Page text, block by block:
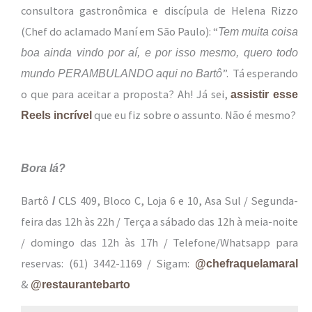
consultora gastronômica e discípula de Helena Rizzo
(Chef do aclamado Maní em São Paulo): “Tem muita coisa
boa ainda vindo por aí, e por isso mesmo, quero todo
mundo PERAMBULANDO aqui no Bartô”. Tá esperando
o que para aceitar a proposta? Ah! Já sei,assistir esse
Reels incrívelque eu fiz sobre o assunto. Não é mesmo?
Bora lá?
Bartô /CLS 409, Bloco C, Loja 6 e 10, Asa Sul / Segunda-
feira das 12h às 22h / Terça a sábado das 12h à meia-noite
/ domingo das 12h às 17h / Telefone/Whatsapp para
reservas: (61) 3442-1169 / Sigam: @chefraquelamaral
& @restaurantebarto